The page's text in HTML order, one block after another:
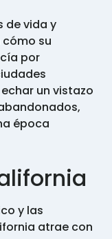
de vida y
su
por
un vistazo
época
y las
atrae con